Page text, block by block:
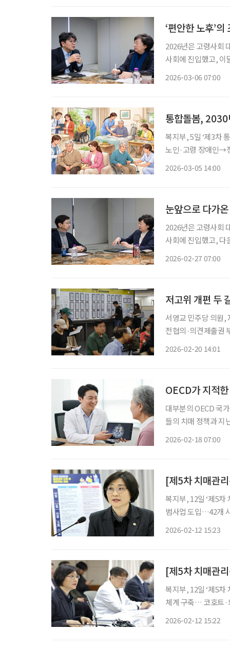
‘편안한 노후’
2026년은 고령사회
사회에 진입했고, 이
2026-03-06 07:00
통합돌봄, 2030
복지부, 5일 ‘제3차
노인·고령 장애인→정신질환자→대
2026-03-05 14:00
눈앞으로 다가
2026년은 고령사회
사회에 진입했고, 다
2026-02-27 07:00
저고위 개편 두
서영교 민주당 의원,
전협의·의견제출권
2026-02-20 14:01
OECD가 지적한
대부분의 OECD 국
들의 치매 정책과 지
2026-02-18 07:00
[제5차 치매관
복지부, 12일 ‘제5차 치매관
범사업 도입…42개 시
2026-02-12 15:23
[제5차 치매관
복지부, 12일 ‘제5차
체계 구축… 코호트·
2026-02-12 15:22